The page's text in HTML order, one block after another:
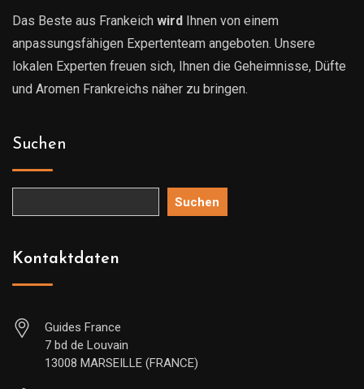
Das Beste aus Frankeich wird
Ihnen von einem
anpassungsfähigen Expertenteam angeboten. Unsere
lokalen Experten freuen sich, Ihnen die Geheimnisse, Düfte
und Aromen Frankreichs näher zu bringen.
Suchen
Suchen
Kontaktdaten
Guides France
7 bd de Louvain
13008 MARSEILLE (FRANCE)